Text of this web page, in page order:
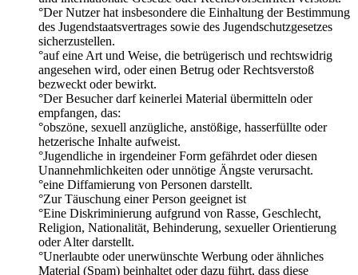
°Der Nutzer hat insbesondere die Einhaltung der Bestimmung
des Jugendstaatsvertrages sowie des Jugendschutzgesetzes
sicherzustellen.
°auf eine Art und Weise, die betrügerisch und rechtswidrig
angesehen wird, oder einen Betrug oder Rechtsverstoß
bezweckt oder bewirkt.
°Der Besucher darf keinerlei Material übermitteln oder
empfangen, das:
°obszöne, sexuell anzügliche, anstößige, hasserfüllte oder
hetzerische Inhalte aufweist.
°Jugendliche in irgendeiner Form gefährdet oder diesen
Unannehmlichkeiten oder unnötige Ängste verursacht.
°eine Diffamierung von Personen darstellt.
°Zur Täuschung einer Person geeignet ist
°Eine Diskriminierung aufgrund von Rasse, Geschlecht,
Religion, Nationalität, Behinderung, sexueller Orientierung
oder Alter darstellt.
°Unerlaubte oder unerwünschte Werbung oder ähnliches
Material (Spam) beinhaltet oder dazu führt, dass diese